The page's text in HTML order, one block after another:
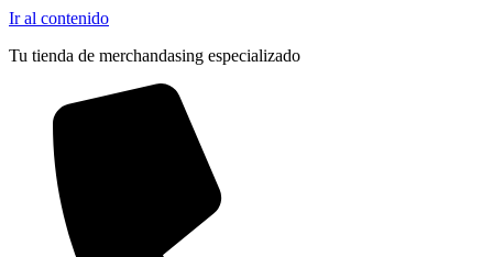
Ir al contenido
Tu tienda de merchandasing especializado